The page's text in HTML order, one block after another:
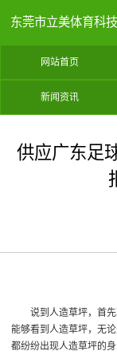
东莞市立美体育科
网站首页
新闻资讯
供应广东足
说到人造草坪，首
能够看到人造草坪，无
都纷纷出现人造草坪的